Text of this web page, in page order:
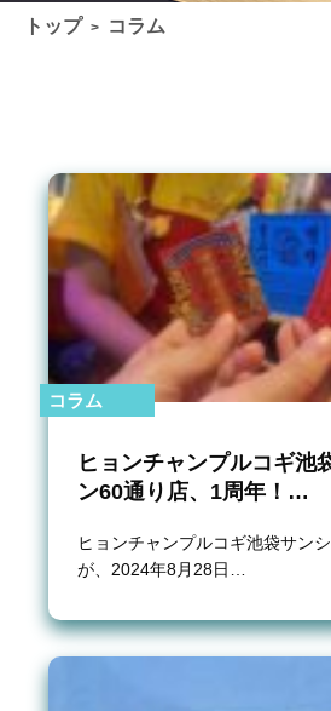
トップ > コラム
コラム
ヒョンチャンプルコギ池
ン60通り店、1周年！…
ヒョンチャンプルコギ池袋サン
が、2024年8月28日…